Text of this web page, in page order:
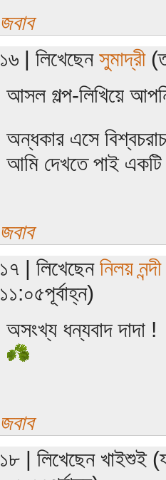
জবাব
১৬ | লিখেছেন সুমাদ্রী
আসল গল্প-লিখিয়ে
অন্ধকার এসে
আমি দেখতে পাই
জবাব
১৭ | লিখেছেন নিলয় নন্দী
১১:০৫পূর্বাহ্ন)
অসংখ্য ধন্যবাদ দাদা !
জবাব
১৮ | লিখেছেন খাইশুই